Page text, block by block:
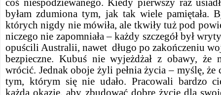
coś niespodziewanego. Kiedy pierwszy raz
byłam zdumiona tym, jak tak wiele pamiętała.
których nigdy nie mówiła, ale tkwiły tuż pod
niczego nie zapomniała – każdy szczegół był
opuścili Australii, nawet długo po zakończeniu
bezpieczne. Kubuś nie wyjeżdżał z obawy, że
wrócić. Jednak oboje żyli pełnia życia – myślę, że
tym, którym się nie udało. Pracowali bardzo
każdą okazję, aby zbudować dobre życie dla